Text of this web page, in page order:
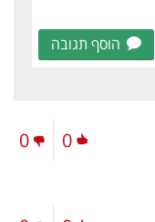
הוסף תגובה
0
0